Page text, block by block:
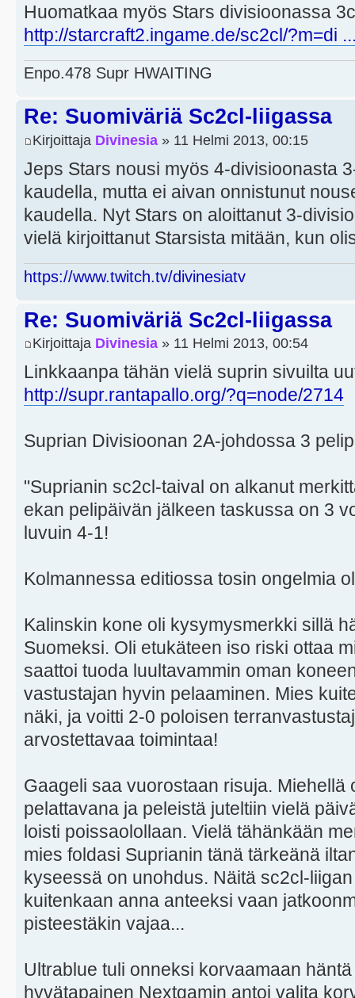
Huomatkaa myös Stars divisioonassa
http://starcraft2.ingame.de/sc2cl/?m=di
Enpo.478 Supr HWAITING
Re: Suomiväriä Sc2cl-liigassa
Kirjoittaja Divinesia » 11 Helmi 2013, 00:15
Jeps Stars nousi myös 4-divisioonasta
kaudella, mutta ei aivan onnistunut
kaudella. Nyt Stars on aloittanut 3-
vielä kirjoittanut Starsista mitään, kun
https://www.twitch.tv/divinesiatv
Re: Suomiväriä Sc2cl-liigassa
Kirjoittaja Divinesia » 11 Helmi 2013, 00:54
Linkkaanpa tähän vielä suprin sivuilta
http://supr.rantapallo.org/?q=node/2714
Suprian Divisioonan 2A-johdossa 3
"Suprianin sc2cl-taival on alkanut
ekan pelipäivän jälkeen taskussa on 3
luvuin 4-1!
Kolmannessa editiossa tosin ongelmia
Kalinskin kone oli kysymysmerkki sillä
Suomeksi. Oli etukäteen iso riski ottaa
saattoi tuoda luultavammin oman
vastustajan hyvin pelaaminen. Mies
näki, ja voitti 2-0 poloisen
arvostettavaa toimintaa!
Gaageli saa vuorostaan risuja. Miehellä
pelattavana ja peleistä juteltiin vielä
loisti poissaolollaan. Vielä tähänkään
mies foldasi Suprianin tänä tärkeänä
kyseessä on unohdus. Näitä sc2cl-
kuitenkaan anna anteeksi vaan
pisteestäkin vajaa...
Ultrablue tuli onneksi korvaamaan
hyvätapainen Nextgamin antoi valita